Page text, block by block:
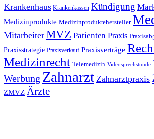
Krankenhaus Krankenkassen Kündigung
Medizinprodukte Medizinproduktehersteller
Mitarbeiter MVZ Patienten Praxis
Praxisstrategie Praxisverkauf Praxisverträge
Medizinrecht Telemedizin Videosprechstunde
Werbung Zahnarzt Zahnarztpraxis
ZMVZ Ärzte